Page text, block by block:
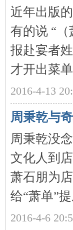
近年出版
有的说 “
报赴宴者
才开出菜
2016-4-13
周秉乾与
周秉乾没
文化人到
萧石朋为
给“萧单”
2016-4-6